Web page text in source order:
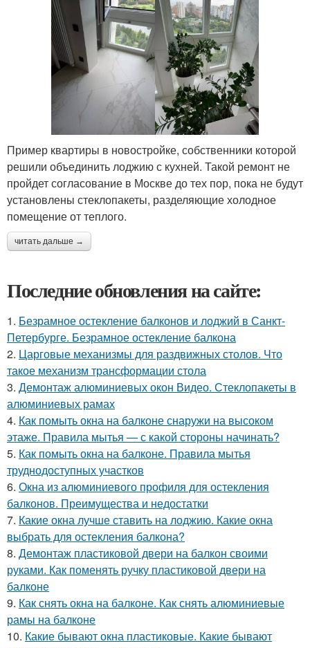
Пример квартиры в новостройке, собственники которой
решили объединить лоджию с кухней. Такой ремонт не
пройдет согласование в Москве до тех пор, пока не будут
установлены стеклопакеты, разделяющие холодное
помещение от теплого.
читать дальше →
Последние обновления на сайте:
1. Безрамное остекление балконов и лоджий в Санкт-
Петербурге. Безрамное остекление балкона
2. Царговые механизмы для раздвижных столов. Что
такое механизм трансформации стола
3. Демонтаж алюминиевых окон Видео. Стеклопакеты в
алюминиевых рамах
4. Как помыть окна на балконе снаружи на высоком
этаже. Правила мытья — с какой стороны начинать?
5. Как помыть окна на балконе. Правила мытья
труднодоступных участков
6. Окна из алюминиевого профиля для остекления
балконов. Преимущества и недостатки
7. Какие окна лучше ставить на лоджию. Какие окна
выбрать для остекления балкона?
8. Демонтаж пластиковой двери на балкон своими
руками. Как поменять ручку пластиковой двери на
балконе
9. Как снять окна на балконе. Как снять алюминиевые
рамы на балконе
10. Какие бывают окна пластиковые. Какие бывают